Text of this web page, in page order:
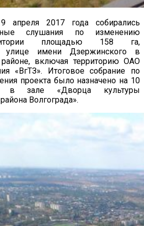
2017 года собирались
слушания по изменению
площадью 158 га,
улице имени Дзержинского в
районе, включая территорию ОАО
«ВгТЗ». Итоговое собрание по
проекта было назначено на 10
зале «Дворца культуры
Волгограда».